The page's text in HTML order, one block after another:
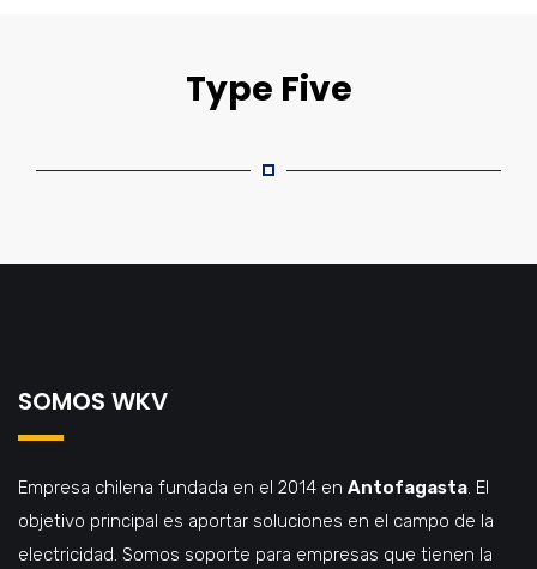
Type Five
SOMOS WKV
Empresa chilena fundada en el 2014 en Antofagasta. El
objetivo principal es aportar soluciones en el campo de la
electricidad. Somos soporte para empresas que tienen la